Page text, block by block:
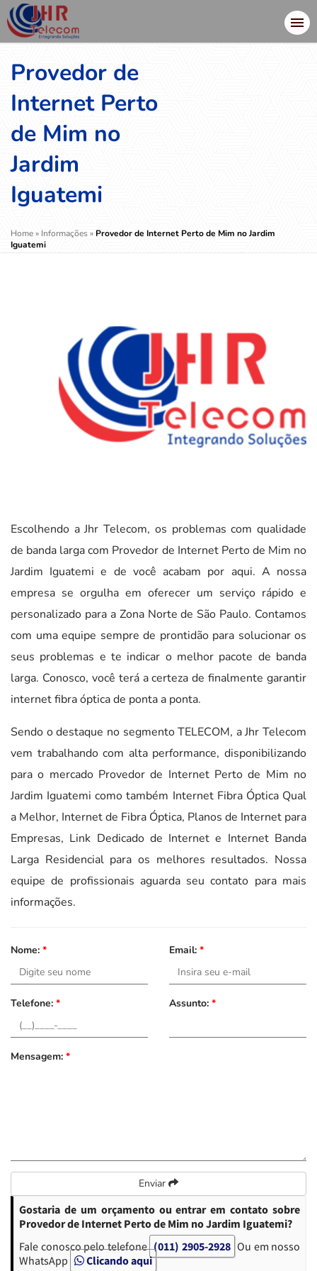
Provedor de
Internet Perto
de Mim no
Jardim
Iguatemi
Home» Informações » Provedor de Internet Perto de Mim no Jardim
Iguatemi
Escolhendo a Jhr Telecom, os problemas com qualidade
de banda larga com Provedor de Internet Perto de Mim no
Jardim Iguatemi e de você acabam por aqui. A nossa
empresa se orgulha em oferecer um serviço rápido e
personalizado para a Zona Norte de São Paulo. Contamos
com uma equipe sempre de prontidão para solucionar os
seus problemas e te indicar o melhor pacote de banda
larga. Conosco, você terá a certeza de finalmente garantir
internet fibra óptica de ponta a ponta.
Sendo o destaque no segmento TELECOM, a Jhr Telecom
vem trabalhando com alta performance, disponibilizando
para o mercado Provedor de Internet Perto de Mim no
Jardim Iguatemi como também Internet Fibra Óptica Qual
a Melhor, Internet de Fibra Óptica, Planos de Internet para
Empresas, Link Dedicado de Internet e Internet Banda
Larga Residencial para os melhores resultados. Nossa
equipe de profissionais aguarda seu contato para mais
informações.
Nome: * Email: *
Telefone: * Assunto: *
Mensagem: *
Enviar
Gostaria de um orçamento ou entrar em contato sobre
Provedor de Internet Perto de Mim no Jardim Iguatemi?
Fale conosco pelo telefone (011) 2905-2928 Ou em nosso
WhatsApp
Clicando aqui